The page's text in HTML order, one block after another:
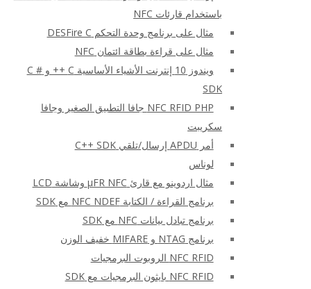
باستخدام قارئات NFC
مثال على برنامج وحدة التحكم DESFire C
مثال على قراءة بطاقة ائتمان NFC
ويندوز 10 إنترنت الأشياء الأساسية C ++ و C #
SDK
NFC RFID PHP جافا التطبيق الصغير وجافا
سكريبت
أمر APDU إرسال/تلقي C++ SDK
لوناس
مثال اردوينو مع قارئ μFR NFC وشاشة LCD
برنامج القراءة / الكتابة NFC NDEF مع SDK
برنامج تبادل بيانات NFC مع SDK
برنامج NTAG و MIFARE خفيف الوزن
NFC RFID الروبوت البرمجيات
NFC RFID بايثون البرمجيات مع SDK